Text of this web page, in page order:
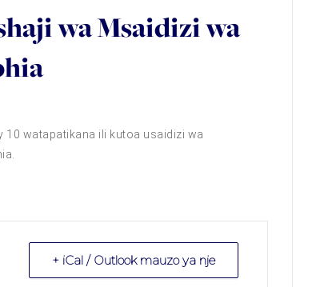
wa Msaidizi wa
watapatikana ili kutoa usaidizi wa
+ iCal / Outlook mauzo ya nje